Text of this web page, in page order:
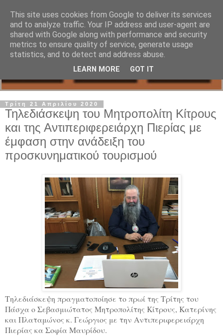
Τρίτη 21 Απριλίου 2020
Τηλεδιάσκεψη του Μητροπολίτη Κίτρους
και της Αντιπεριφερειάρχη Πιερίας με
έμφαση στην ανάδειξη του
προσκυνηματικού τουρισμού
Τηλεδιάσκεψη πραγματοποίησε το πρωί της Τρίτης του
Πάσχα ο Σεβασμιώτατος Μητροπολίτης Κίτρους, Κατερίνης
και Πλαταμώνος κ. Γεώργιος με την Αντιπεριφερειάρχη
Πιερίας κα Σοφία Μαυρίδου.
This site uses cookies from Google to deliver its services
and to analyze traffic. Your IP address and user-agent are
shared with Google along with performance and security
metrics to ensure quality of service, generate usage
statistics, and to detect and address abuse.
LEARN MORE GOT IT